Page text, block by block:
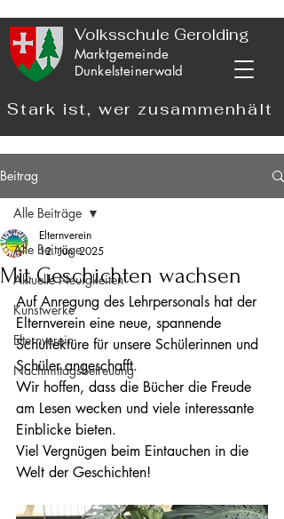
Volksschule Gerolding
Marktgemeinde
Dunkelsteinerwald
Stark ist, wer zusammenhält
Beitrag
Alle Beiträge
Aktuelle Neuigkeiten
Kunstwerke
Elternverein
Nachmittagsbetreuung
Alle Beiträge
Mit Geschichten wachsen
Elternverein
12. Juni 2025
Auf Anregung des Lehrpersonals hat der
Elternverein eine neue, spannende
Schullektüre für unsere Schülerinnen und
Schüler angeschafft.
Wir hoffen, dass die Bücher die Freude
am Lesen wecken und viele interessante
Einblicke bieten.
Viel Vergnügen beim Eintauchen in die
Welt der Geschichten!